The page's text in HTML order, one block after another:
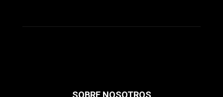
SOBRE NOSOTROS